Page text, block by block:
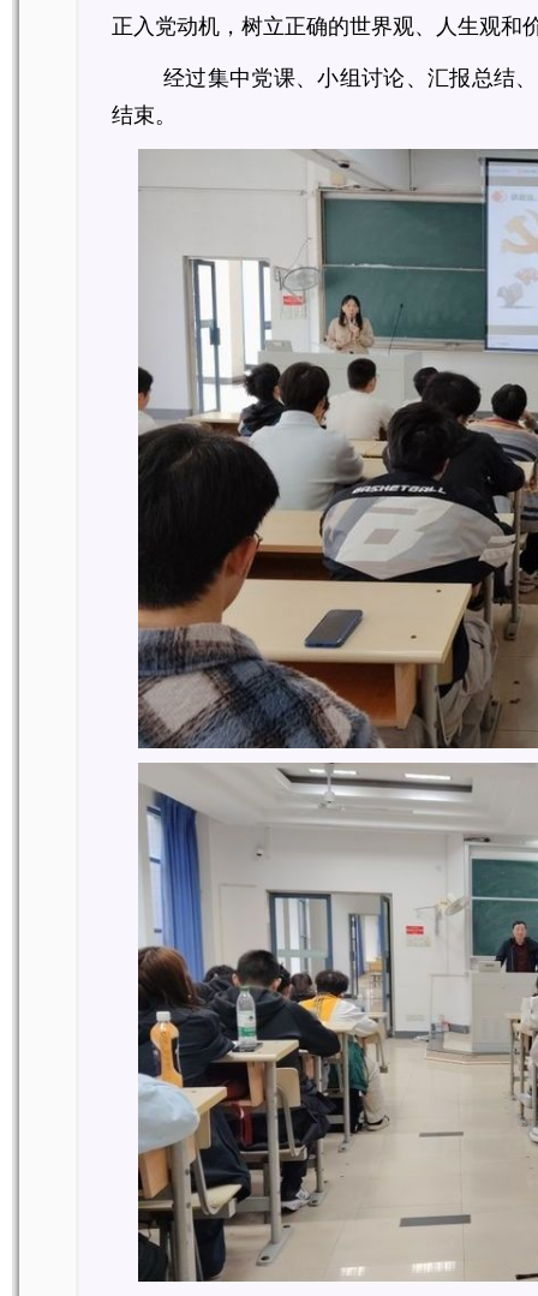
正入党动机，树立正确的世界观、人生观和
经过集中党课、小组讨论、汇报总结
结束。